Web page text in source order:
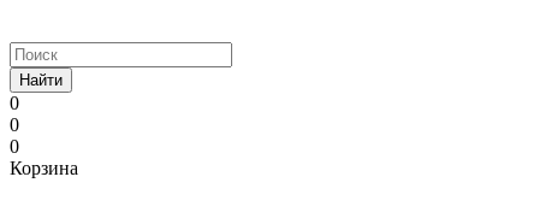
Найти
0
0
0
Корзина